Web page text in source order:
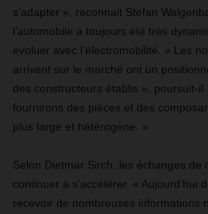
s’adapter », reconnait Stefan
l’automobile a toujours été très
évoluer avec l’électromobilité. « Les
arrivent sur le marché ont un
des constructeurs établis », poursuit-il.
fournirons des pièces et des
plus large et hétérogène. »
Selon Dietmar Sirch, les échanges de
continuer à s’accélérer. « Aujourd’hui
recevoir de nombreuses informations